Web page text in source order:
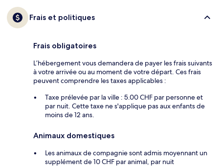
Frais et politiques
Frais obligatoires
L’hébergement vous demandera de payer les frais suivants
à votre arrivée ou au moment de votre départ. Ces frais
peuvent comprendre les taxes applicables :
Taxe prélevée par la ville : 5.00 CHF par personne et
par nuit. Cette taxe ne s'applique pas aux enfants de
moins de 12 ans.
Animaux domestiques
Les animaux de compagnie sont admis moyennant un
supplément de 10 CHF par animal, par nuit